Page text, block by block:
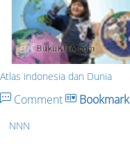
Atlas indonesia dan Dunia
Comment Bookmark
NNN